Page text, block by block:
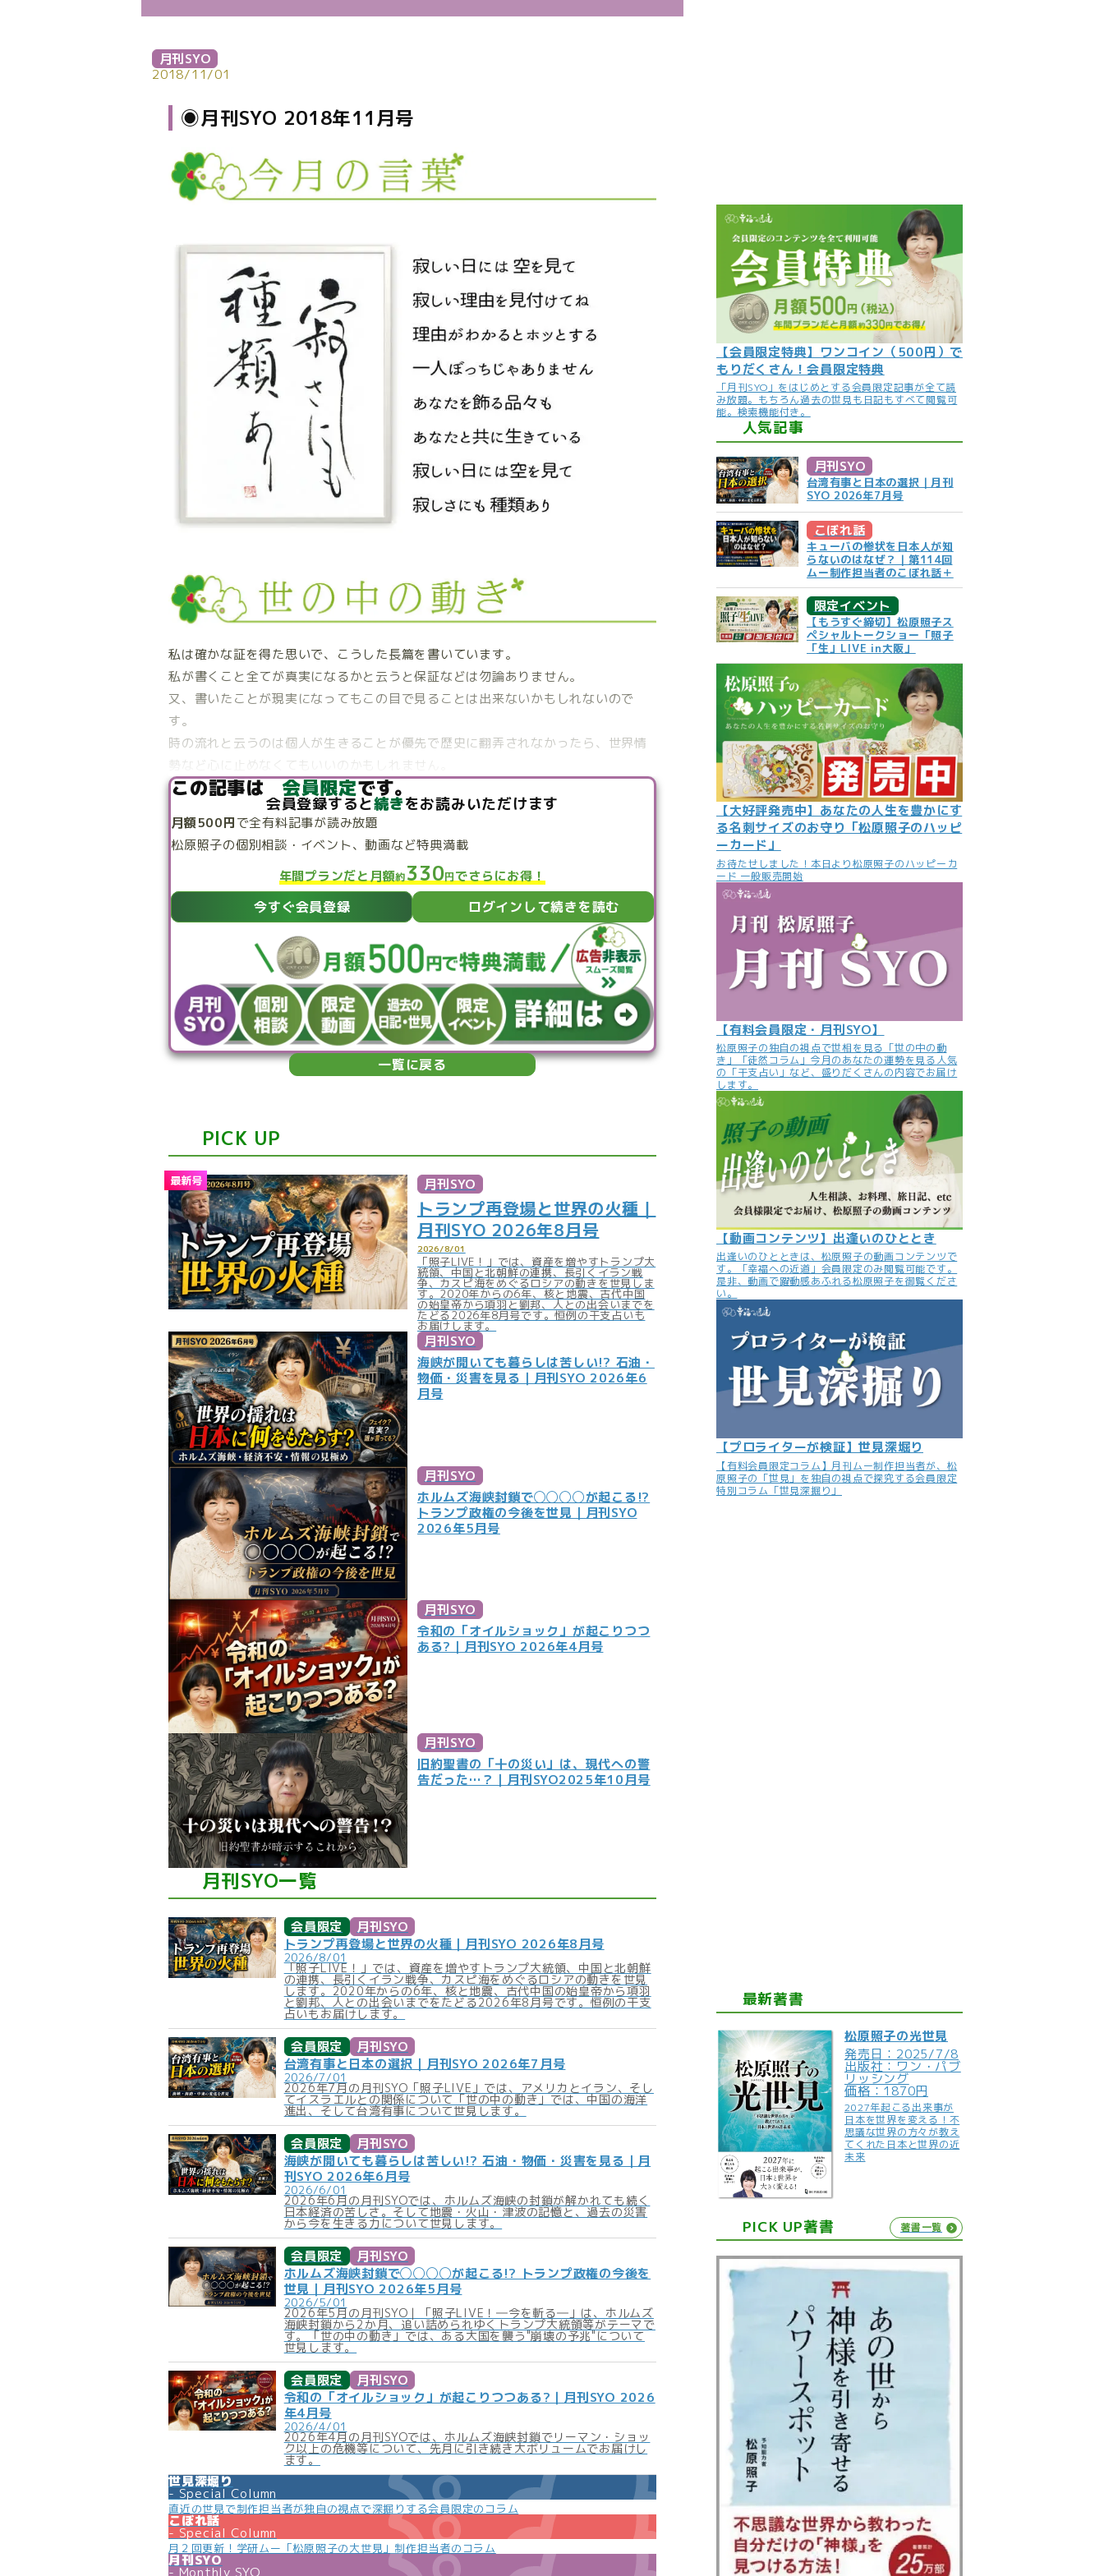
よくある質問
月刊SYO
2018/11/01
◉月刊SYO 2018年11月号
私は確かな証を得た思いで、こうした長篇を書いています。
私が書くこと全てが真実になるかと云うと保証などは勿論ありません。
又、書いたことが現実になってもこの目で見ることは出来ないかもしれないので
す。
時の流れと云うのは個人が生きることが優先で歴史に翻弄されなかったら、世界情
勢など心に止めなくてもいいのかもしれません。
この記事は 会員限定です。
会員登録すると続きをお読みいただけます
月額500円で全有料記事が読み放題
松原照子の個別相談・ イベント、動画など特典満載
年間プランだと月額約330円でさらにお得！
今すぐ会員登録 ログインして続きを読む
一覧に戻る
PICK UP
月刊SYO
トランプ再登場と世界の火種｜
月刊SYO 2026年8月号
2026/8/01
「照子LIVE！」では、資産を増やすトランプ大
統領、中国と北朝鮮の連携、長引くイラン戦
争、カスピ海をめぐるロシアの動きを世見しま
す。2020年からの6年、核と地震、古代中国
の始皇帝から項羽と劉邦、人との出会いまでを
たどる2026年8月号です。恒例の干支占いも
お届けします。
月刊SYO
海峡が開いても暮らしは苦しい!? 石油・
物価・災害を見る｜月刊SYO 2026年6
月号
月刊SYO
ホルムズ海峡封鎖で◯◯◯◯が起こる!?
トランプ政権の今後を世見｜月刊SYO
2026年5月号
月刊SYO
令和の「オイルショック」が起こりつつ
ある?｜月刊SYO 2026年4月号
月刊SYO
旧約聖書の「十の災い」は、現代への警
告だった…？｜月刊SYO2025年10月号
月刊SYO一覧
会員限定
月刊SYO
トランプ再登場と世界の火種｜月刊SYO 2026年8月号
2026/8/01
「照子LIVE！」では、資産を増やすトランプ大統領、中国と北朝鮮
の連携、長引くイラン戦争、カスピ海をめぐるロシアの動きを世見
します。2020年からの6年、核と地震、古代中国の始皇帝から項羽
と劉邦、人との出会いまでをたどる2026年8月号です。恒例の干支
占いもお届けします。
会員限定
月刊SYO
台湾有事と日本の選択｜月刊SYO 2026年7月号
2026/7/01
2026年7月の月刊SYO「照子LIVE」では、アメリカとイラン、そし
てイスラエルとの関係について「世の中の動き」では、中国の海洋
進出、そして台湾有事について世見します。
会員限定
月刊SYO
海峡が開いても暮らしは苦しい!? 石油・物価・災害を見る｜月
刊SYO 2026年6月号
2026/6/01
2026年6月の月刊SYOでは、ホルムズ海峡の封鎖が解かれても続く
日本経済の苦しさ。そして地震・火山・津波の記憶と、過去の災害
から今を生きる力について世見します。
会員限定
月刊SYO
ホルムズ海峡封鎖で◯◯◯◯が起こる!? トランプ政権の今後を
世見｜月刊SYO 2026年5月号
2026/5/01
2026年5月の月刊SYO｜「照子LIVE！―今を斬る―」は、ホルムズ
海峡封鎖から2か月、追い詰められゆくトランプ大統領等がテーマで
す。「世の中の動き」では、ある大国を襲う"崩壊の予兆"について
世見します。
会員限定
月刊SYO
令和の「オイルショック」が起こりつつある?｜月刊SYO 2026
年4月号
2026/4/01
2026年4月の月刊SYOでは、ホルムズ海峡封鎖でリーマン・ショッ
ク以上の危機等について、先月に引き続き大ボリュームでお届けし
ます。
世見深堀り
Special Column
直近の世見で制作担当者が独自の視点で深掘りする会員限定のコラム
こぼれ話
Special Column
月２回更新！学研ムー「松原照子の大世見」制作担当者のコラム
月刊SYO
Monthly SYO
【会員限定特典】ワンコイン（500円）で
もりだくさん！会員限定特典
「月刊SYO」をはじめとする会員限定記事が全て読
み放題。もちろん過去の世見も日記もすべて閲覧可
能。検索機能付き。
人気記事
月刊SYO
台湾有事と日本の選択｜月刊
SYO 2026年7月号
こぼれ話
キューバの惨状を日本人が知
らないのはなぜ？｜第114回
ムー制作担当者のこぼれ話＋
限定イベント
【もうすぐ締切】松原照子ス
ペシャルトークショー「照子
「生」LIVE in大阪」
【大好評発売中】あなたの人生を豊かにす
る名刺サイズのお守り「松原照子のハッピ
ーカード」
お待たせしました！本日より松原照子のハッピーカ
ード 一般販売開始
【有料会員限定・月刊SYO】
松原照子の独自の視点で世相を見る「世の中の動
き」「徒然コラム」今月のあなたの運勢を見る人気
の「干支占い」など、盛りだくさんの内容でお届け
します。
【動画コンテンツ】出逢いのひととき
出逢いのひとときは、松原照子の動画コンテンツで
す。「幸福への近道」会員限定のみ閲覧可能です。
是非、動画で躍動感あふれる松原照子を御覧くださ
い。
【プロライターが検証】世見深堀り
【有料会員限定コラム】月刊ムー制作担当者が、松
原照子の「世見」を独自の視点で探究する会員限定
特別コラム「世見深掘り」
最新著書
松原照子の光世見
発売日：2025/7/8
出版社：ワン・パブ
リッシング
価格：1870円
2027年起こる出来事が
日本を世界を変える！不
思議な世界の方々が教え
てくれた日本と世界の近
未来
PICK UP著書 著書一覧